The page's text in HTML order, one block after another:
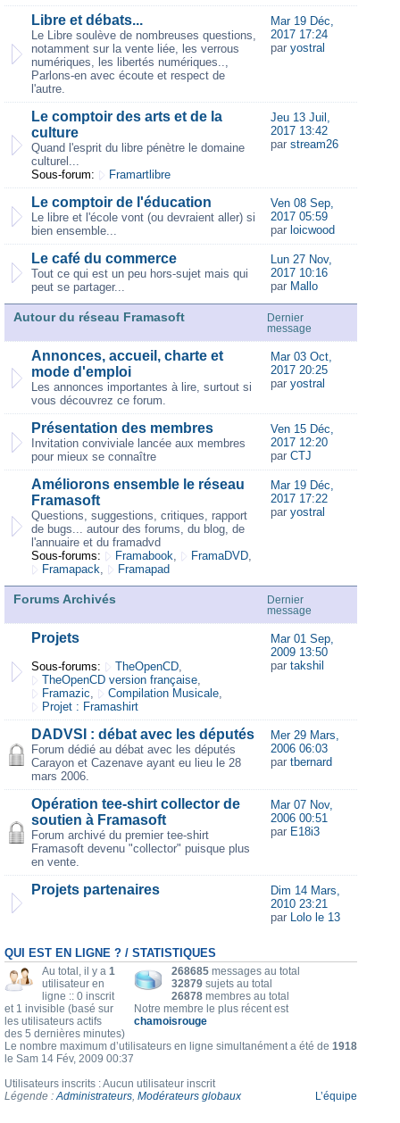
Libre et débats...
Le Libre soulève de nombreuses questions,
notamment sur la vente liée, les verrous
numériques, les libertés numériques..,
Parlons-en avec écoute et respect de
l'autre.
Mar 19 Déc,
2017 17:24
par yostral
Le comptoir des arts et de la
culture
Quand l'esprit du libre pénètre le domaine
culturel...
Sous-forum:
Framartlibre
Jeu 13 Juil,
2017 13:42
par stream26
Le comptoir de l'éducation
Le libre et l'école vont (ou devraient aller) si
bien ensemble...
Ven 08 Sep,
2017 05:59
par loicwood
Le café du commerce
Tout ce qui est un peu hors-sujet mais qui
peut se partager...
Lun 27 Nov,
2017 10:16
par Mallo
Autour du réseau Framasoft
Dernier
message
Annonces, accueil, charte et
mode d'emploi
Les annonces importantes à lire, surtout si
vous découvrez ce forum.
Mar 03 Oct,
2017 20:25
par yostral
Présentation des membres
Invitation conviviale lancée aux membres
pour mieux se connaître
Ven 15 Déc,
2017 12:20
par CTJ
Améliorons ensemble le réseau
Framasoft
Questions, suggestions, critiques, rapport
de bugs... autour des forums, du blog, de
l'annuaire et du framadvd
Sous-forums:
Framabook, FramaDVD,
Framapack, Framapad
Mar 19 Déc,
2017 17:22
par yostral
Forums Archivés
Dernier
message
Projets
Sous-forums: TheOpenCD,
TheOpenCD version française,
Framazic, Compilation Musicale,
Projet : Framashirt
Mar 01 Sep,
2009 13:50
par takshil
DADVSI : débat avec les députés
Forum dédié au débat avec les députés
Carayon et Cazenave ayant eu lieu le 28
mars 2006.
Mer 29 Mars,
2006 06:03
par tbernard
Opération tee-shirt collector de
soutien à Framasoft
Forum archivé du premier tee-shirt
Framasoft devenu "collector" puisque plus
en vente.
Mar 07 Nov,
2006 00:51
par E18i3
Projets partenaires
Dim 14 Mars,
2010 23:21
par Lolo le 13
QUI EST EN LIGNE ? / STATISTIQUES
268685 messages au total
32879 sujets au total
26878 membres au total
Notre membre le plus récent est
chamoisrouge
Au total, il y a 1
utilisateur en
ligne :: 0 inscrit
et 1 invisible (basé sur
les utilisateurs actifs
des 5 dernières minutes)
Le nombre maximum d’utilisateurs en ligne simultanément a été de 1918
le Sam 14 Fév, 2009 00:37
Utilisateurs inscrits : Aucun utilisateur inscrit
Légende :Administrateurs, Modérateurs globaux L’équipe